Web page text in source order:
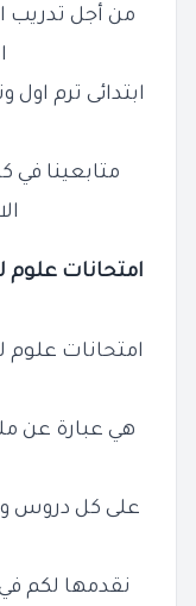
من أجل تدريب
ابتدائى ترم اول
متابعينا في
امتحانات علوم
امتحانات علوم
هي عبارة عن
على كل دروس
نقدمها لكم